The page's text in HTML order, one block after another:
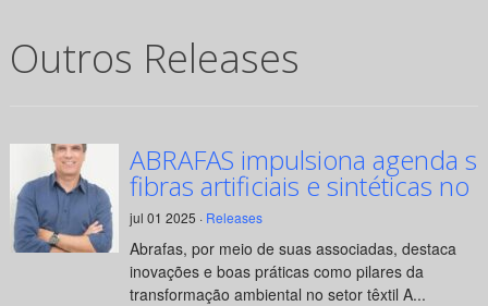
Outros Releases
ABRAFAS impulsiona agenda
fibras artificiais e sintéticas no
jul 01 2025 · Releases
Abrafas, por meio de suas associadas, destaca
inovações e boas práticas como pilares da
transformação ambiental no setor têxtil A...